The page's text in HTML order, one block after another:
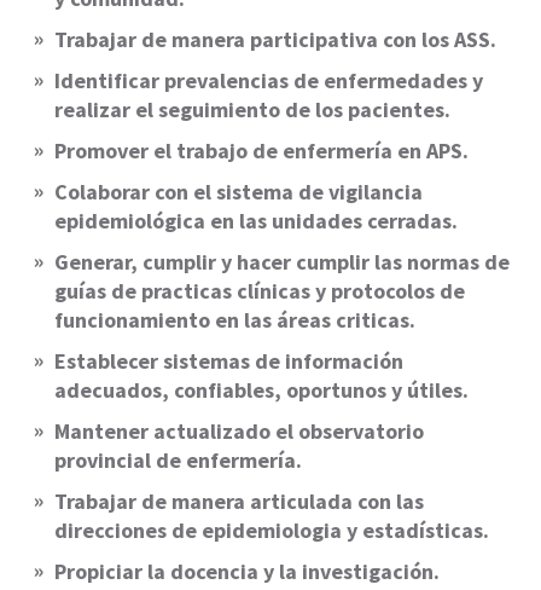
Trabajar de manera participativa con los ASS.
Identificar prevalencias de enfermedades y
realizar el seguimiento de los pacientes.
Promover el trabajo de enfermería en APS.
Colaborar con el sistema de vigilancia
epidemiológica en las unidades cerradas.
Generar, cumplir y hacer cumplir las normas de
guías de practicas clínicas y protocolos de
funcionamiento en las áreas criticas.
Establecer sistemas de información
adecuados, confiables, oportunos y útiles.
Mantener actualizado el observatorio
provincial de enfermería.
Trabajar de manera articulada con las
direcciones de epidemiologia y estadísticas.
Propiciar la docencia y la investigación.